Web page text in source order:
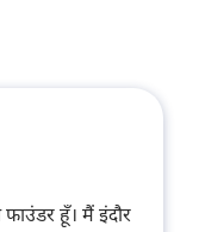
हूँ। मैं इंदौर